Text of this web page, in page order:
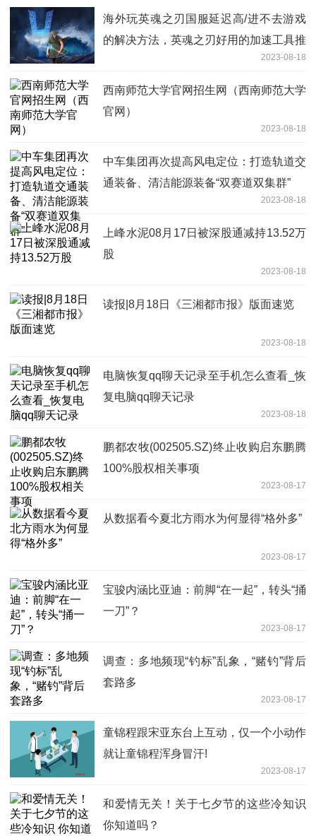
海外玩英魂之刃国服延迟高/进不去游戏
的解决方法，英魂之刃好用的加速工具推
2023-08-18
西南师范大学官网招生网（西南师范大学
官网）
2023-08-18
中车集团再次提高风电定位：打造轨道交
通装备、清洁能源装备“双赛道双集群”
2023-08-18
上峰水泥08月17日被深股通减持13.52万
股
2023-08-18
读报|8月18日《三湘都市报》版面速览
2023-08-18
电脑恢复qq聊天记录至手机怎么查看_恢
复电脑qq聊天记录
2023-08-18
鹏都农牧(002505.SZ)终止收购启东鹏腾
100%股权相关事项
2023-08-17
从数据看今夏北方雨水为何显得“格外多”
2023-08-17
宝骏内涵比亚迪：前脚“在一起”，转头“捅
一刀”？
2023-08-17
调查：多地频现“钓标”乱象，“赌钓”背后
套路多
2023-08-17
童锦程跟宋亚东台上互动，仅一个小动作
就让童锦程浑身冒汗!
2023-08-17
和爱情无关！关于七夕节的这些冷知识
你知道吗？